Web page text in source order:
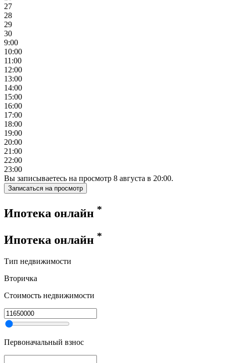
27
28
29
30
9:00
10:00
11:00
12:00
13:00
14:00
15:00
16:00
17:00
18:00
19:00
20:00
21:00
22:00
23:00
Вы записываетесь на просмотр 8 августа в 20:00.
Записаться на просмотр
Ипотека онлайн *
Ипотека онлайн *
Тип недвижимости
Вторичка
Стоимость недвижимости
Первоначальный взнос